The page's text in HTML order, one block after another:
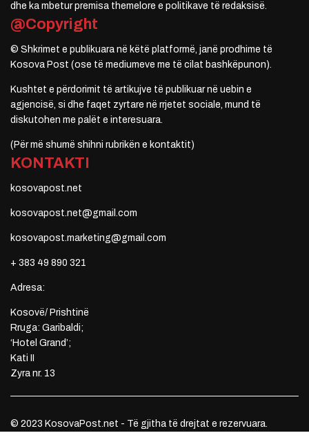
dhe ka mbetur premisa themelore e politikave të redaksisë.
@Copyright
© Shkrimet e publikuara në këtë platformë, janë prodhime të
Kosova Post (ose të mediumeve me të cilat bashkëpunon).
Kushtet e përdorimit të artikujve të publikuar në uebin e
agjencisë, si dhe faqet zyrtare në rrjetet sociale, mund të
diskutohen me palët e interesuara.
(Për më shumë shihni rubrikën e kontaktit)
KONTAKTI
kosovapost.net
kosovapost.net@gmail.com
kosovapost.marketing@gmail.com
+ 383 49 890 321
Adresa:
Kosovë/ Prishtinë
Rruga: Garibaldi;
‘Hotel Grand’;
Kati II
Zyra nr. 13
© 2023 KosovaPost.net - Të gjitha të drejtat e rezervuara.